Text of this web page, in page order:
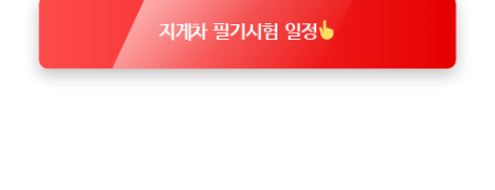
지게차 필기시험 일정